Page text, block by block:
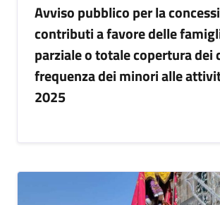
Avviso pubblico per la
contributi a favore delle
parziale o totale copertura dei
frequenza dei minori alle
2025